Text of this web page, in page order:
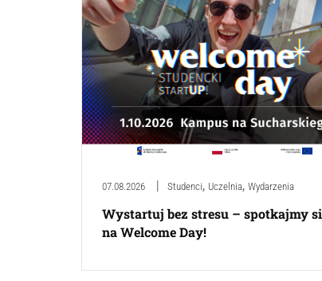
07.08.2026 Studenci, Uczelnia, Wydarzenia
Wystartuj bez stresu – spotkajmy
na Welcome Day!